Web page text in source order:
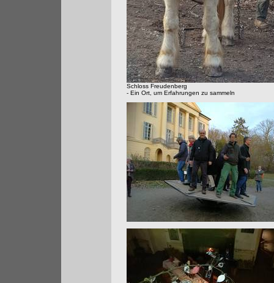
Schloss Freudenberg
- Ein Ort, um Erfahrungen zu sammeln